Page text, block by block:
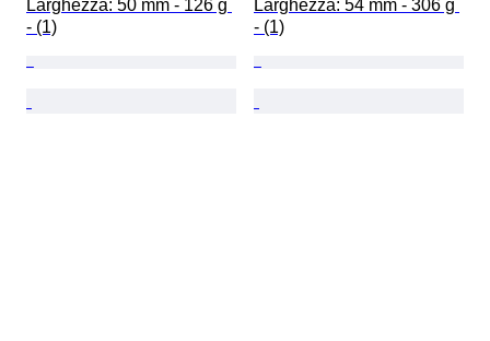
Larghezza: 50 mm - 126 g
- (1)
Larghezza: 54 mm - 306 g
- (1)